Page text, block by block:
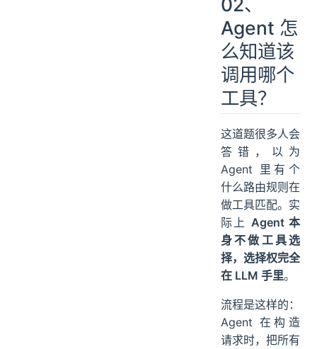
Agent 怎
么知道该
调用哪个
工具？
这道题很多人会
答错，以为
Agent 里有个
什么路由规则在
做工具匹配。实
际上 Agent 本
身不做工具选
择，选择权完全
在 LLM 手里。
流程是这样的：
Agent 在构造
请求时，把所有